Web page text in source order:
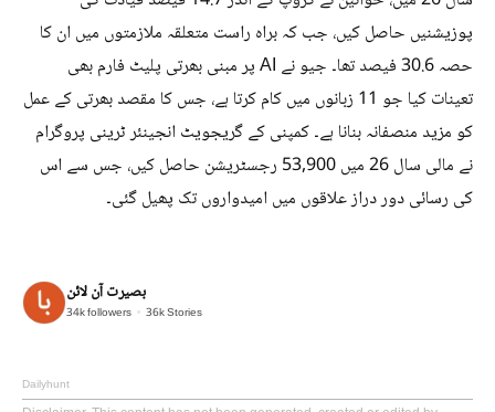
پوزیشنیں حاصل کیں، جب کہ براہ راست متعلقہ ملازمتوں میں ان کا
حصہ 30.6 فیصد تھا۔ جیو نے AI پر مبنی بھرتی پلیٹ فارم بھی
تعینات کیا جو 11 زبانوں میں کام کرتا ہے، جس کا مقصد بھرتی کے عمل
کو مزید منصفانہ بنانا ہے۔ کمپنی کے گریجویٹ انجینئر ٹرینی پروگرام
نے مالی سال 26 میں 53,900 رجسٹریشن حاصل کیں، جس سے اس
کی رسائی دور دراز علاقوں میں امیدواروں تک پھیل گئی۔
بصیرت آن لائن
34kfollowers 36kStories
Dailyhunt